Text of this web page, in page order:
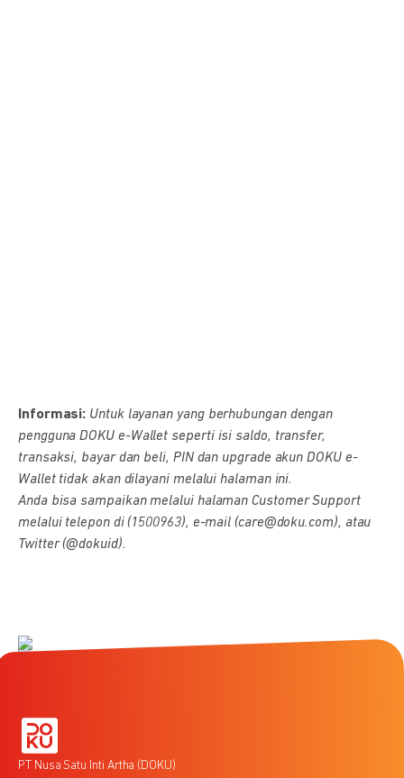
Informasi: Untuk layanan yang berhubungan dengan
pengguna DOKU e-Wallet seperti isi saldo, transfer,
transaksi, bayar dan beli, PIN dan upgrade akun DOKU e-
Wallet tidak akan dilayani melalui halaman ini.
Anda bisa sampaikan melalui halaman Customer Support
melalui telepon di (1500963), e-mail (care@doku.com), atau
Twitter (@dokuid).
PT Nusa Satu Inti Artha (DOKU)